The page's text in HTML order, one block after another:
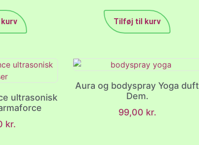
Tilføj til kurv
ultrasonisk
kr.
Aura og bodyspray Yoga duft
Dem.
99,00 kr.